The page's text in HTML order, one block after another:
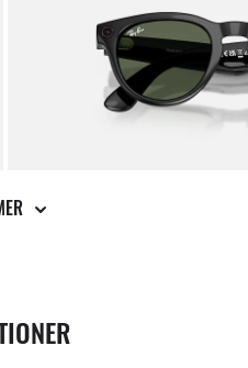
KOM IGÅNG I BUTIK
Vi ställer in dina smarta glasögon